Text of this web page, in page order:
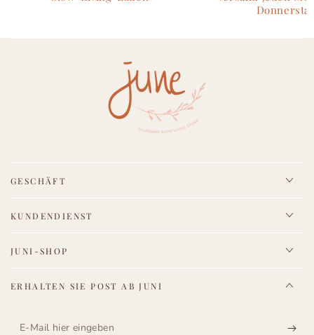
GESCHÄFT
KUNDENDIENST
JUNI-SHOP
ERHALTEN SIE POST AB JUNI
E-